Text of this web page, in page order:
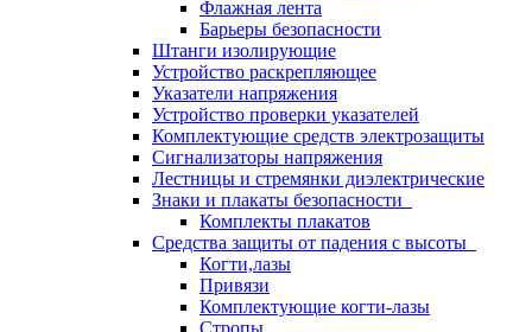
Флажная лента
Барьеры безопасности
Штанги изолирующие
Устройство раскрепляющее
Указатели напряжения
Устройство проверки указателей
Комплектующие средств электрозащиты
Сигнализаторы напряжения
Лестницы и стремянки диэлектрические
Знаки и плакаты безопасности
Комплекты плакатов
Средства защиты от падения с высоты
Когти,лазы
Привязи
Комплектующие когти-лазы
Стропы